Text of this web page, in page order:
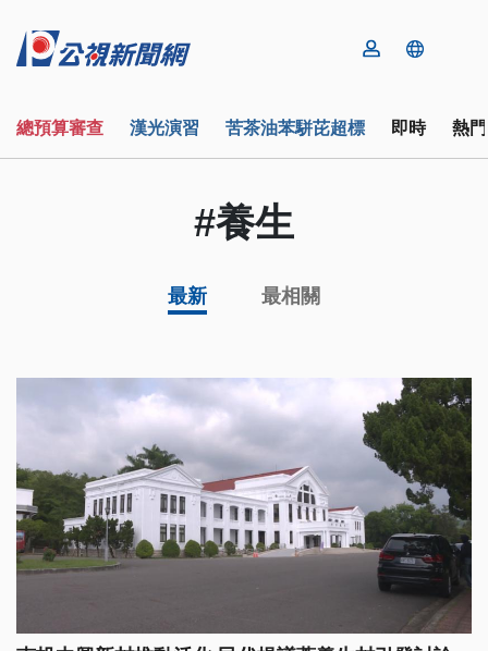
總預算審查 漢光演習 苦茶油苯駢芘超標 即時 熱
#養生
最新 最相關